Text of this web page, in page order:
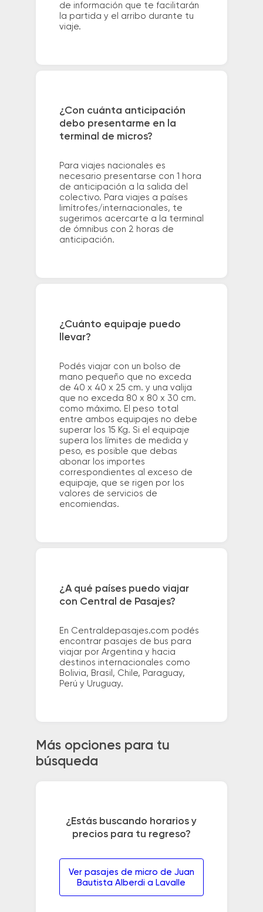
de información que te facilitarán
la partida y el arribo durante tu
viaje.
¿Con cuánta anticipación
debo presentarme en la
terminal de micros?
Para viajes nacionales es
necesario presentarse con 1 hora
de anticipación a la salida del
colectivo. Para viajes a países
limítrofes/internacionales, te
sugerimos acercarte a la terminal
de ómnibus con 2 horas de
anticipación.
¿Cuánto equipaje puedo
llevar?
Podés viajar con un bolso de
mano pequeño que no exceda
de 40 x 40 x 25 cm. y una valija
que no exceda 80 x 80 x 30 cm.
como máximo. El peso total
entre ambos equipajes no debe
superar los 15 Kg. Si el equipaje
supera los límites de medida y
peso, es posible que debas
abonar los importes
correspondientes al exceso de
equipaje, que se rigen por los
valores de servicios de
encomiendas.
¿A qué países puedo viajar
con Central de Pasajes?
En Centraldepasajes.com podés
encontrar pasajes de bus para
viajar por Argentina y hacia
destinos internacionales como
Bolivia, Brasil, Chile, Paraguay,
Perú y Uruguay.
Más opciones para tu
búsqueda
¿Estás buscando horarios y
precios para tu regreso?
Ver pasajes de micro de Juan
Bautista Alberdi a Lavalle